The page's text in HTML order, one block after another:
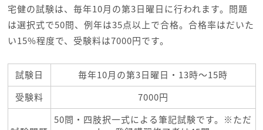
宅健の試験は、毎年10月の第3日曜日に行われます。問題
は選択式で50問、例年は35点以上で合格。合格率はだいた
い15%程度で、受験料は7000円です。
試験日
毎年10月の第3日曜日・13時～15時
受験料
7000円
50問・四肢択一式による筆記試験です。※ただ